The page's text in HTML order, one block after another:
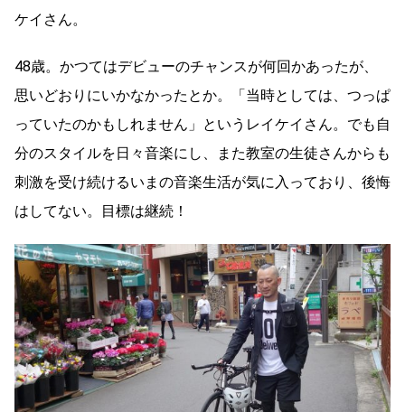
ケイさん。
48歳。かつてはデビューのチャンスが何回かあったが、
思いどおりにいかなかったとか。「当時としては、つっぱ
っていたのかもしれません」というレイケイさん。でも自
分のスタイルを日々音楽にし、また教室の生徒さんからも
刺激を受け続けるいまの音楽生活が気に入っており、後悔
はしてない。目標は継続！